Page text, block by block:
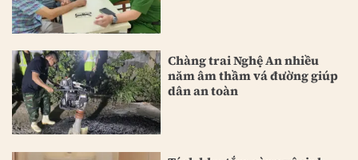
Chàng trai Nghệ An nhiều
năm âm thầm vá đường giúp
dân an toàn